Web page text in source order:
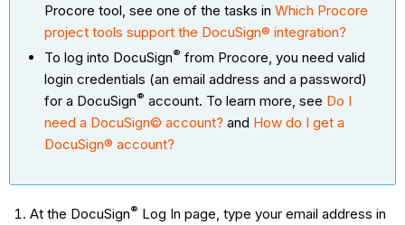
Procore tool, see one of the tasks inWhich Procore
project tools support the DocuSign® integration?
To log into DocuSign® from Procore, you need valid
login credentials (an email address and a password)
for a DocuSign® account. To learn more, see Do I
need a DocuSign© account? and How do I get a
DocuSign® account?
At the DocuSign® Log In page, type your email address in